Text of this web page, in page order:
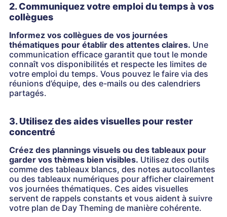
2. Communiquez votre emploi du temps à vos
collègues
Informez vos collègues de vos journées
thématiques pour établir des attentes claires. Une
communication efficace garantit que tout le monde
connaît vos disponibilités et respecte les limites de
votre emploi du temps. Vous pouvez le faire via des
réunions d’équipe, des e-mails ou des calendriers
partagés.
3. Utilisez des aides visuelles pour rester
concentré
Créez des plannings visuels ou des tableaux pour
garder vos thèmes bien visibles. Utilisez des outils
comme des tableaux blancs, des notes autocollantes
ou des tableaux numériques pour afficher clairement
vos journées thématiques. Ces aides visuelles
servent de rappels constants et vous aident à suivre
votre plan de Day Theming de manière cohérente.